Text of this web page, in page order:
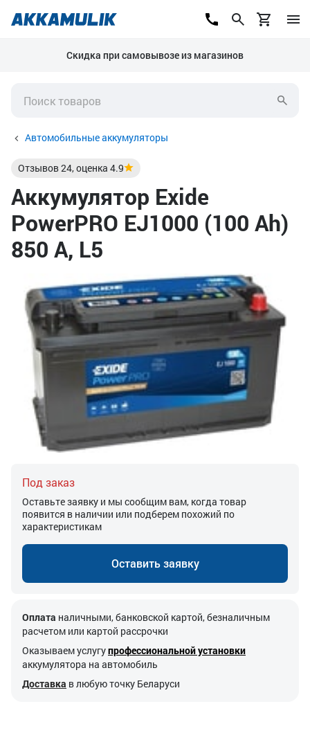
Скидка при самовывозе из магазинов
Автомобильные аккумуляторы
Отзывов24, оценка 4.9
Аккумулятор Exide
PowerPRO EJ1000 (100 Ah)
850 А, L5
Под заказ
Оставьте заявку и мы сообщим вам, когда товар
появится в наличии или подберем похожий по
характеристикам
Оставить заявку
Оплата наличными, банковской картой, безналичным
расчетом или картой рассрочки
Оказываем услугупрофессиональной установки
аккумулятора на автомобиль
Доставка в любую точку Беларуси